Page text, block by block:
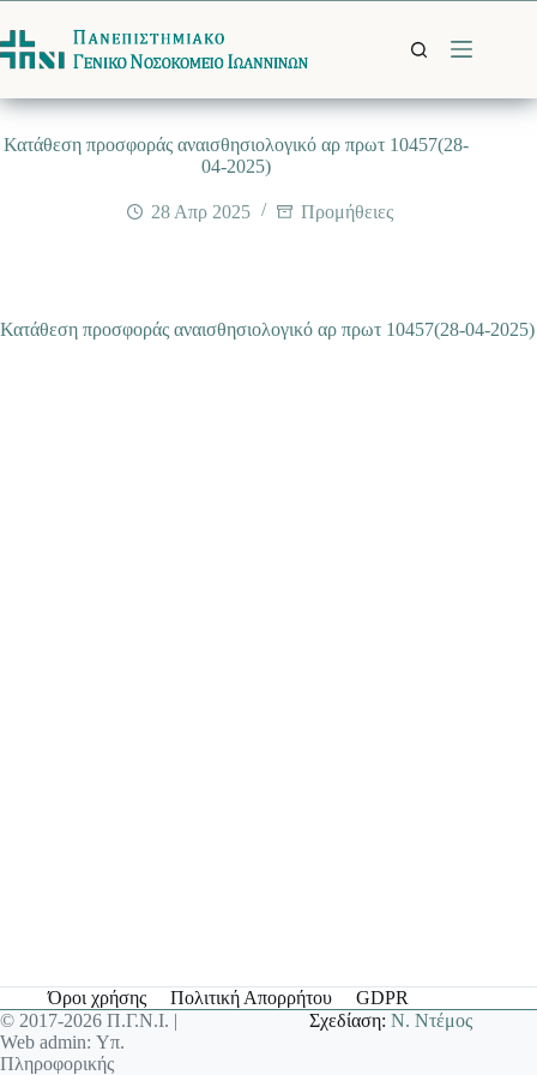
στο
περιεχόμενο
Κατάθεση προσφοράς αναισθησιολογικό αρ πρωτ 10457(28-
04-2025)
28 Απρ 2025 Προμήθειες
Κατάθεση προσφοράς αναισθησιολογικό αρ πρωτ 10457(28-04-2025)
Όροι χρήσης Πολιτική Απορρήτου
GDPR
© 2017-2026 Π.Γ.Ν.Ι. |
Web admin: Υπ.
Πληροφορικής
Σχεδίαση:Ν. Ντέμος